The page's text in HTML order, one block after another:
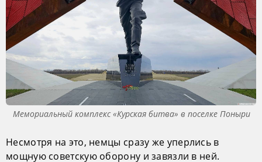
Мемориальный комплекс «Курская битва» в поселке Поныри
Несмотря на это, немцы сразу же уперлись в
мощную советскую оборону и завязли в ней.